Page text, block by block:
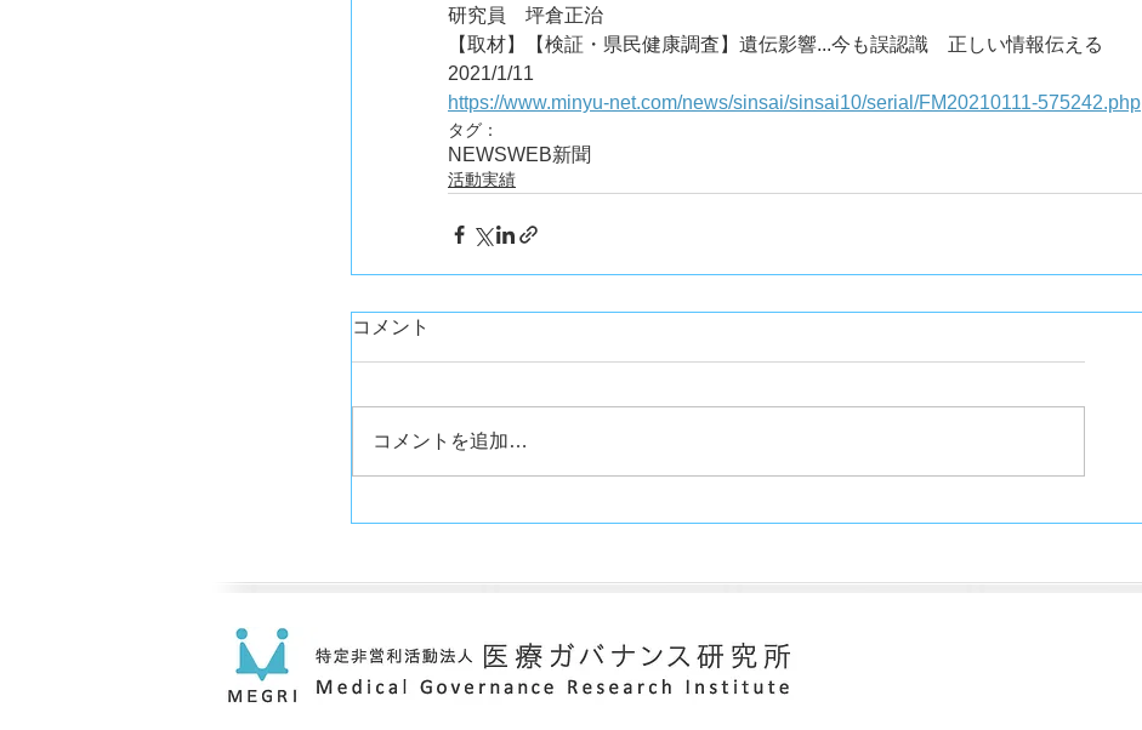
研究員　坪倉正治
【取材】【検証・県民健康調査】遺伝影響...今も誤認識　正しい情報伝える
2021/1/11
https://www.minyu-net.com/news/sinsai/sinsai10/serial/FM20210111-575242.php
タグ：
NEWSWEB新聞
活動実績
コメント
コメントを追加…